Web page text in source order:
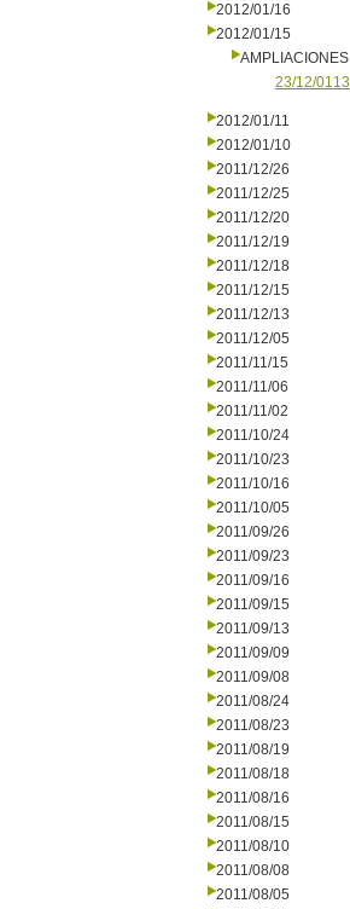
2012/01/16
2012/01/15
AMPLIACIONES
23/12/0113
2012/01/11
2012/01/10
2011/12/26
2011/12/25
2011/12/20
2011/12/19
2011/12/18
2011/12/15
2011/12/13
2011/12/05
2011/11/15
2011/11/06
2011/11/02
2011/10/24
2011/10/23
2011/10/16
2011/10/05
2011/09/26
2011/09/23
2011/09/16
2011/09/15
2011/09/13
2011/09/09
2011/09/08
2011/08/24
2011/08/23
2011/08/19
2011/08/18
2011/08/16
2011/08/15
2011/08/10
2011/08/08
2011/08/05